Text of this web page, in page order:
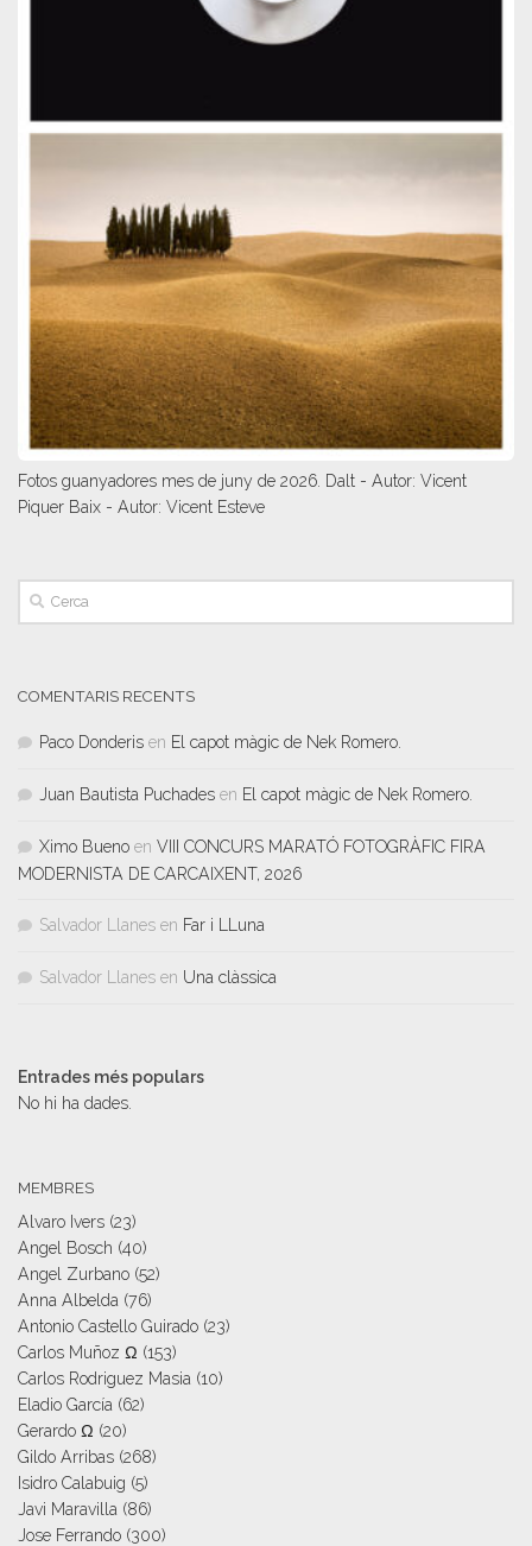
Fotos guanyadores mes de juny de 2026. Dalt - Autor: Vicent
Piquer Baix - Autor: Vicent Esteve
COMENTARIS RECENTS
Paco Donderis en El capot màgic de Nek Romero.
Juan Bautista Puchades en El capot màgic de Nek Romero.
Ximo Bueno en VIII CONCURS MARATÓ FOTOGRÀFIC FIRA
MODERNISTA DE CARCAIXENT, 2026
Salvador Llanes en Far i LLuna
Salvador Llanes en Una clàssica
Entrades més populars
No hi ha dades.
MEMBRES
Alvaro Ivers (23)
Angel Bosch (40)
Angel Zurbano (52)
Anna Albelda (76)
Antonio Castello Guirado (23)
Carlos Muñoz Ω (153)
Carlos Rodriguez Masia (10)
Eladio García (62)
Gerardo Ω (20)
Gildo Arribas (268)
Isidro Calabuig (5)
Javi Maravilla (86)
Jose Ferrando (300)